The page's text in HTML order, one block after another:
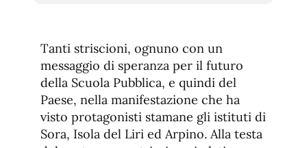
fuente
de
fuente.
Tanti striscioni, ognuno con un
messaggio di speranza per il futuro
della Scuola Pubblica, e quindi del
Paese, nella manifestazione che ha
visto protagonisti stamane gli istituti di
Sora, Isola del Liri ed Arpino. Alla testa